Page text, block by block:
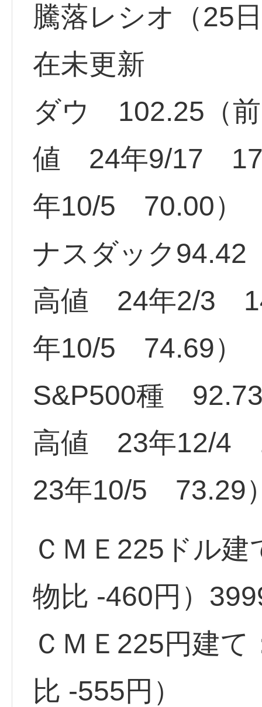
騰落レシオ（25
在未更新
ダウ 102.25（
値 24年9/17
年10/5 70.00）
ナスダック
高値 24年2/3
年10/5 74.69）
S&P500種
高値 23年12/
23年10/5 73.29
ＣＭＥ225ドル
物比 -460円）
ＣＭＥ225円建
比 -555円）